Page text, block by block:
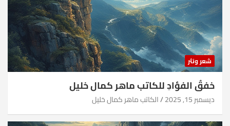
شعر ونثر
خفقُ الفؤادِ للكاتب ماهر كمال خليل
ديسمبر 15, 2025 الكاتب ماهر كمال خليل